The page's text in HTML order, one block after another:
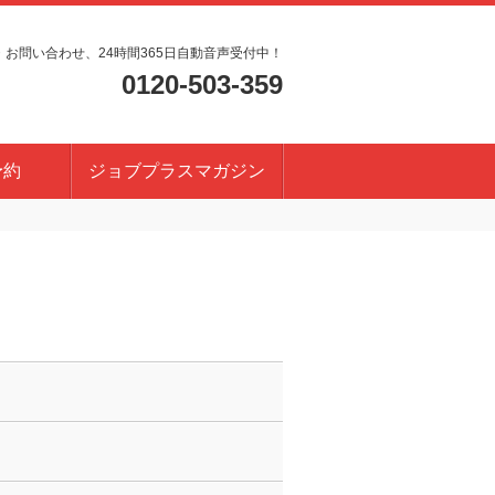
お問い合わせ、24時間365日自動音声受付中！
0120-503-359
ジョブプラスマガジン